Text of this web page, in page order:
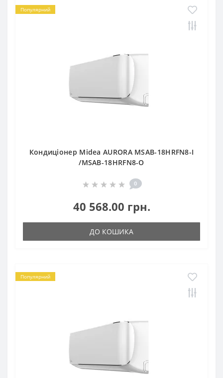
Популярний
Кондиціонер Midea AURORA MSAB-18HRFN8-I
/MSAB-18HRFN8-O
0
40 568.00 грн.
ДО КОШИКА
Популярний